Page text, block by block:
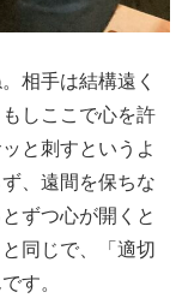
相手は結構遠く
しここで心を許
と刺すというよ
、遠間を保ちな
ずつ心が開くと
同じで、「適切
す。